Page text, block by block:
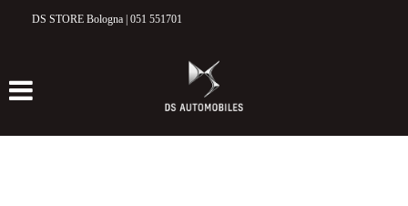
HOME
MODELLI DS
DS STORE Bologna | 051 551701